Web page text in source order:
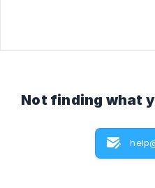
Not finding what